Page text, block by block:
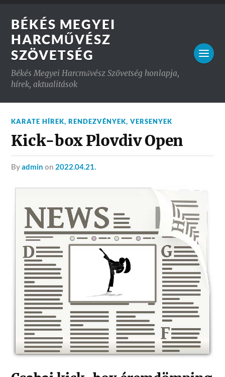
BÉKÉS MEGYEI
HARCMŰVÉSZ
SZÖVETSÉG
Békés Megyei Harcművész Szövetség honlapja,
hírek, aktualitások
KARATE HÍREK,RENDEZVÉNYEK,VERSENYEK
Kick-box Plovdiv Open
byadmin on 2022.04.21.